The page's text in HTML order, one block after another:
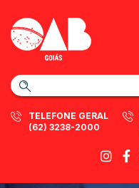
TELEFONE GERAL
(62) 3238-2000